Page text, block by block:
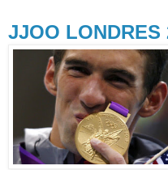
JJOO LONDRES